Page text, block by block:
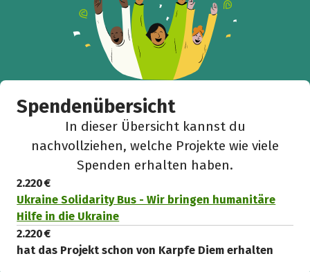
Spendenübersicht
In dieser Übersicht kannst du
nachvollziehen, welche Projekte wie viele
Spenden erhalten haben.
2.220 €
Ukraine Solidarity Bus - Wir bringen humanitäre
Hilfe in die Ukraine
2.220 €
hat das Projekt schon von Karpfe Diem erhalten